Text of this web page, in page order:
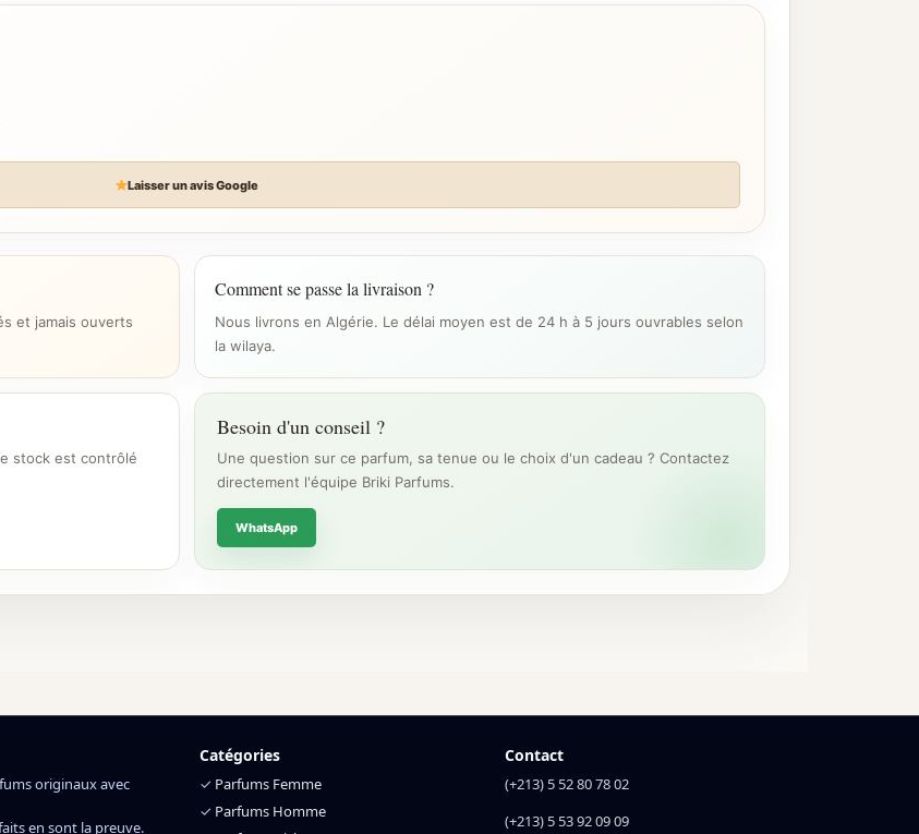
Laisser un avis Google
et jamais ouverts
Comment se passe la livraison ?
Nous livrons en Algérie. Le délai moyen est de 24 h à 5 jours ouvrables selon
la wilaya.
stock est contrôlé
Besoin d'un conseil ?
Une question sur ce parfum, sa tenue ou le choix d'un cadeau ? Contactez
directement l'équipe Briki Parfums.
WhatsApp
originaux avec
en sont la preuve.
Catégories
✓ Parfums Femme
✓ Parfums Homme
Contact
(+213) 5 52 80 78 02
(+213) 5 53 92 09 09